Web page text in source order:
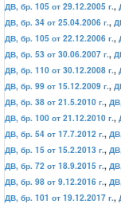
ДВ, бр. 105 от 29.12.2005 г.,
ДВ, бр. 34 от 25.04.2006 г.,
ДВ, бр. 105 от 22.12.2006 г.,
ДВ, бр. 53 от 30.06.2007 г.,
ДВ, бр. 110 от 30.12.2008 г.,
ДВ, бр. 99 от 15.12.2009 г.,
ДВ, бр. 38 от 21.5.2010 г.,
ДВ, бр. 100 от 21.12.2010 г.,
ДВ, бр. 54 от 17.7.2012 г.,
ДВ, бр. 15 от 15.2.2013 г.,
ДВ, бр. 72 от 18.9.2015 г.,
ДВ, бр. 98 от 9.12.2016 г.,
ДВ, бр. 101 от 19.12.2017 г.,